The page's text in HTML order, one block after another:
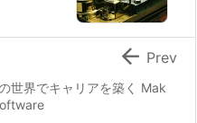
世界でキャリアを築く Mak
 Prev